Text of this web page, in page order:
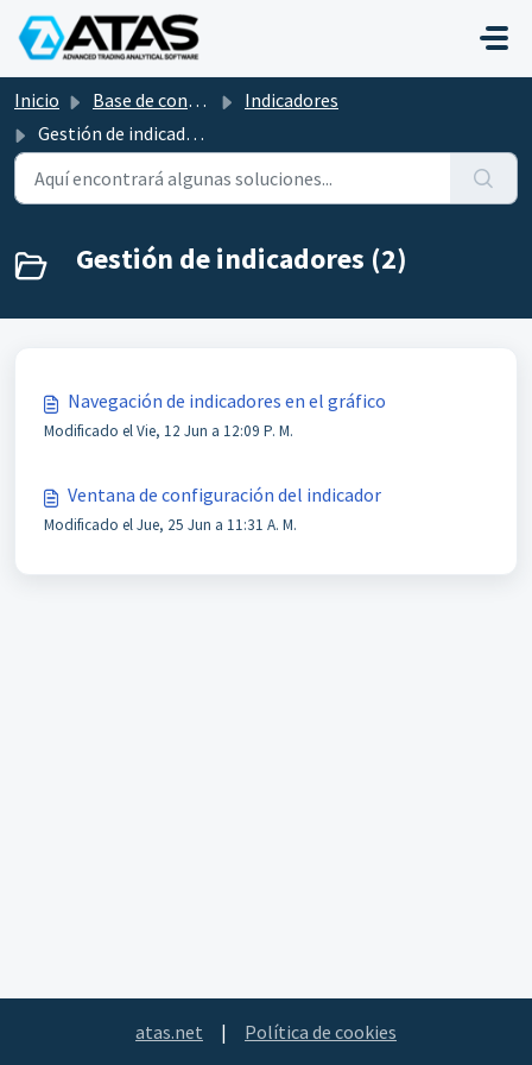
Saltar al contenido principal
Inicio Base de conocimientos
Indicadores
Gestión de indicadores
Gestión de indicadores (2)
Navegación de indicadores en el gráfico
Modificado el Vie, 12 Jun a 12:09 P. M.
Ventana de configuración del indicador
Modificado el Jue, 25 Jun a 11:31 A. M.
atas.net | Política de cookies